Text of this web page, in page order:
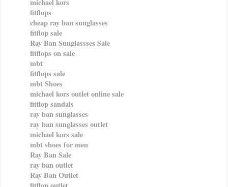
michael kors
fitflops
cheap ray ban sunglasses
fitflop sale
Ray Ban Sunglassses Sale
fitflops on sale
mbt
fitflops sale
mbt Shoes
michael kors outlet online sale
fitflop sandals
ray ban sunglasses
ray ban sunglasses outlet
michael kors sale
mbt shoes for men
Ray Ban Sale
ray ban outlet
Ray Ban Outlet